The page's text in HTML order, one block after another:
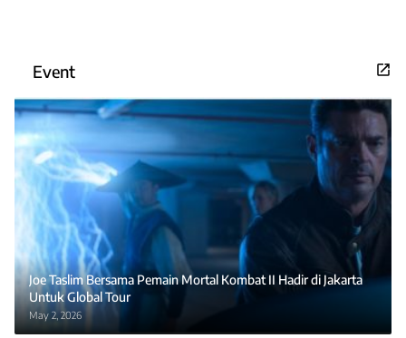
Event
Joe Taslim Bersama Pemain Mortal Kombat II Hadir di Jakarta
Untuk Global Tour
May 2, 2026